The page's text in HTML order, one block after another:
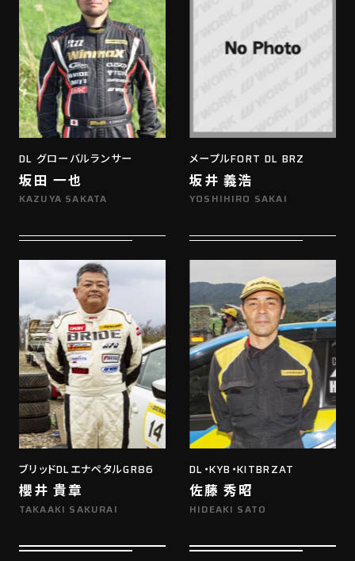
DL グローバルランサー
坂田 一也
KAZUYA SAKATA
メープルFORT DL BRZ
坂井 義浩
YOSHIHIRO SAKAI
ブリッドDLエナペタルGR86
櫻井 貴章
TAKAAKI SAKURAI
DL・KYB・KITBRZAT
佐藤 秀昭
HIDEAKI SATO